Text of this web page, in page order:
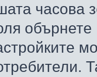
обърнете